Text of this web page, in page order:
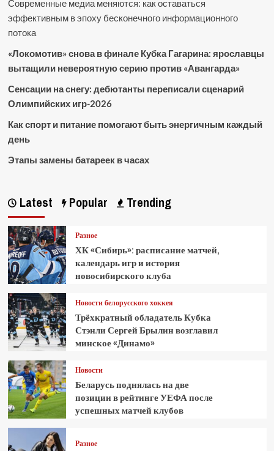
Современные медиа меняются: как оставаться
эффективным в эпоху бесконечного информационного
потока
«Локомотив» снова в финале Кубка Гагарина: ярославцы
вытащили невероятную серию против «Авангарда»
Сенсации на снегу: дебютанты переписали сценарий
Олимпийских игр-2026
Как спорт и питание помогают быть энергичным каждый
день
Этапы замены батареек в часах
Latest Popular Trending
Разное
ХК «Сибирь»: расписание матчей,
календарь игр и история
новосибирского клуба
Новости белорусского хоккея
Трёхкратный обладатель Кубка
Стэнли Сергей Брылин возглавил
минское «Динамо»
Новости
Беларусь поднялась на две
позиции в рейтинге УЕФА после
успешных матчей клубов
Разное